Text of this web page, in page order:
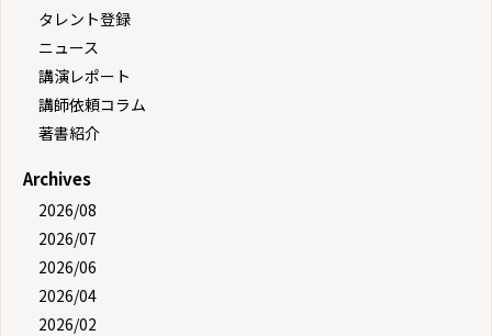
タレント登録
ニュース
講演レポート
講師依頼コラム
著書紹介
Archives
2026/08
2026/07
2026/06
2026/04
2026/02